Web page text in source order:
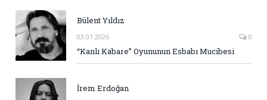
Bülent Yıldız
03.01.2026 0
“Kanlı Kabare” Oyununun Esbabı Mucibesi
İrem Erdoğan